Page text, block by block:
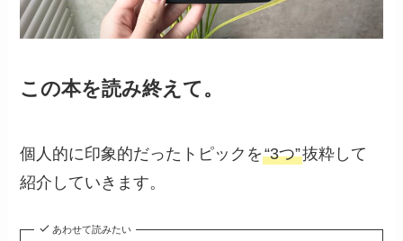
この本を読み終えて。
個人的に印象的だったトピックを“3つ”抜粋して
紹介していきます。
あわせて読みたい